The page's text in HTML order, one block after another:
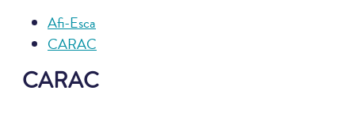
Afi-Esca
CARAC
CARAC